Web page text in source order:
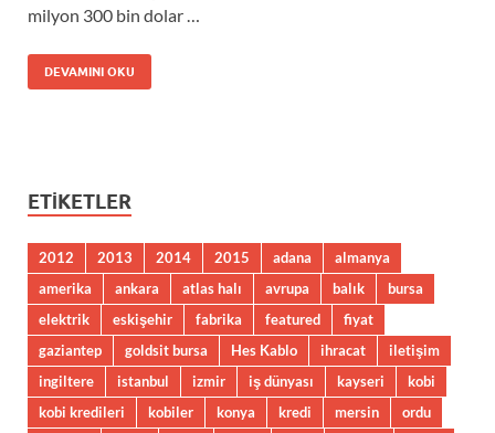
milyon 300 bin dolar …
DEVAMINI OKU
ETIKETLER
2012 2013 2014 2015 adana
almanya
amerika
ankara atlas halı avrupa balık
bursa
elektrik
eskişehir fabrika featured
fiyat
gaziantep
goldsit bursa Hes Kablo ihracat
iletişim
ingiltere
istanbul izmir iş dünyası kayseri
kobi
kobi kredileri
kobiler konya kredi mersin ordu